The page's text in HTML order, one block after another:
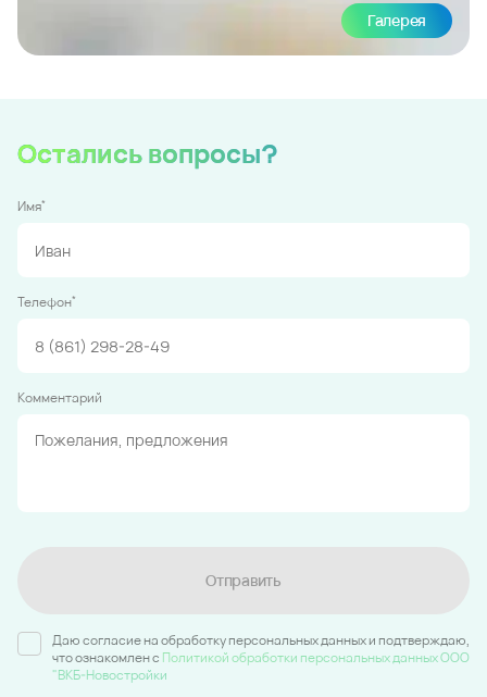
Галерея
Остались вопросы?
Имя*
Телефон*
Комментарий
Отправить
Даю согласие на обработку персональных данных и подтверждаю,
что ознакомлен c Политикой обработки персональных данных ООО
"ВКБ-Новостройки